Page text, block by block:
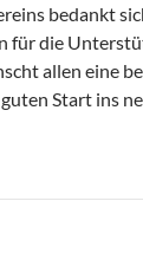
bedankt
für die
allen eine
Start ins